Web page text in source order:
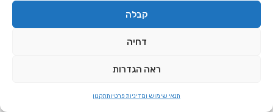
קבלה
דחיה
ראה הגדרות
תנאי שימוש ומדיניות פרטיותתקנון